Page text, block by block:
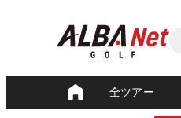
全ツアー